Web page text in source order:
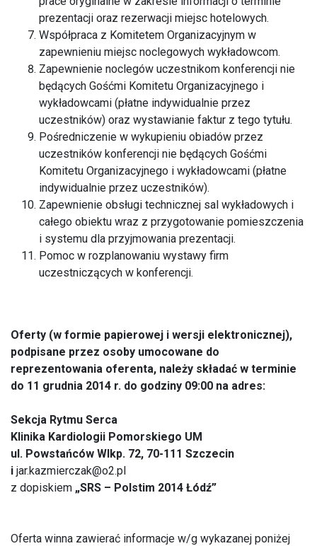
prezentacji oraz rezerwacji miejsc hotelowych.
Współpraca z Komitetem Organizacyjnym w
zapewnieniu miejsc noclegowych wykładowcom.
Zapewnienie noclegów uczestnikom konferencji nie
będących Gośćmi Komitetu Organizacyjnego i
wykładowcami (płatne indywidualnie przez
uczestników) oraz wystawianie faktur z tego tytułu.
Pośredniczenie w wykupieniu obiadów przez
uczestników konferencji nie będących Gośćmi
Komitetu Organizacyjnego i wykładowcami (płatne
indywidualnie przez uczestników).
Zapewnienie obsługi technicznej sal wykładowych i
całego obiektu wraz z przygotowanie pomieszczenia
i systemu dla przyjmowania prezentacji.
Pomoc w rozplanowaniu wystawy firm
uczestniczących w konferencji.
Oferty (w formie papierowej i wersji elektronicznej),
podpisane przez osoby umocowane do
reprezentowania oferenta, należy składać w terminie
do 11 grudnia 2014 r. do godziny 09:00 na adres:
Sekcja Rytmu Serca
Klinika Kardiologii Pomorskiego UM
ul. Powstańców Wlkp. 72, 70-111 Szczecin
i jar.kazmierczak@o2.pl
z dopiskiem „SRS – Polstim 2014 Łódź”
Oferta winna zawierać informacje w/g wykazanej poniżej